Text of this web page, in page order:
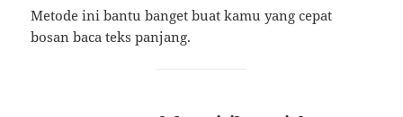
Metode ini bantu banget buat kamu yang cepat
bosan baca teks panjang.